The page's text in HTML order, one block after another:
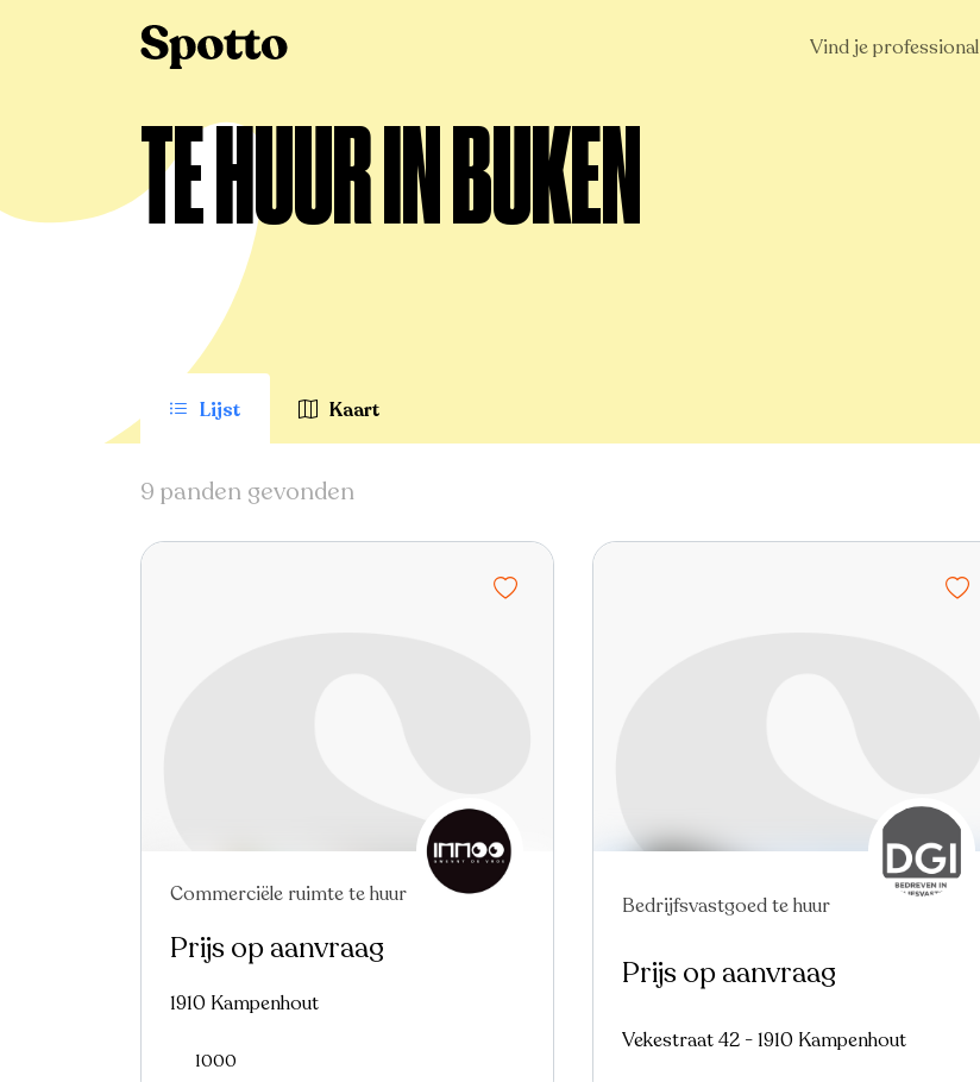
Vind je professional
TE HUUR IN BUKEN
Lijst Kaart
9 panden gevonden
Nieuw
Commerciële ruimte te huur
Prijs op aanvraag
1910 Kampenhout
1000
Nieuw
Bedrijfsvastgoed te huur
Prijs op aanvraag
Vekestraat 42 - 1910 Kampenhout